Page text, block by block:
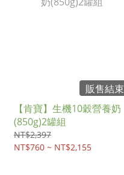
販售結束
【肯寶】生機10穀營養奶
(850g)2罐組
NT$2,397
NT$760 ~ NT$2,155